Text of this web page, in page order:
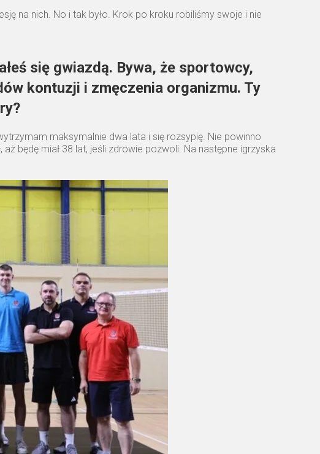
na nich. No i tak było. Krok po kroku robiliśmy swoje i nie
się gwiazdą. Bywa, że sportowcy,
kontuzji i zmęczenia organizmu. Ty
maksymalnie dwa lata i się rozsypię. Nie powinno
będę miał 38 lat, jeśli zdrowie pozwoli. Na następne igrzyska